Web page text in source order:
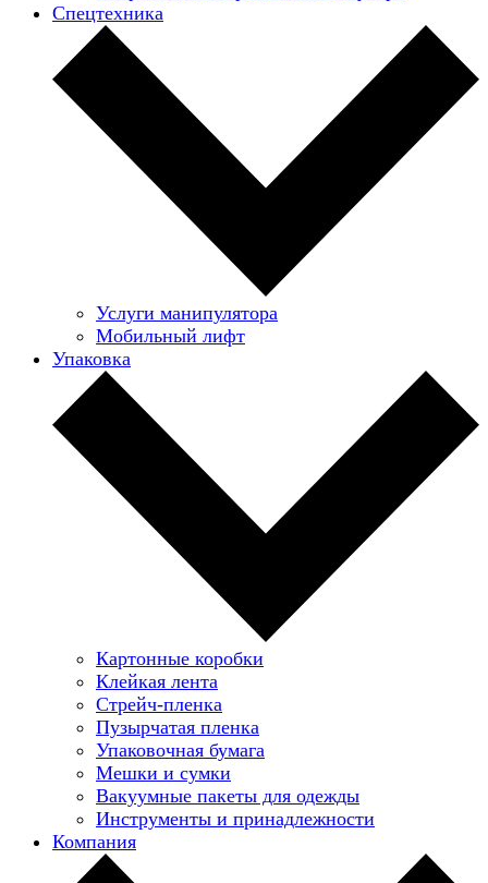
Спецтехника
Услуги манипулятора
Мобильный лифт
Упаковка
Картонные коробки
Клейкая лента
Стрейч-пленка
Пузырчатая пленка
Упаковочная бумага
Мешки и сумки
Вакуумные пакеты для одежды
Инструменты и принадлежности
Компания